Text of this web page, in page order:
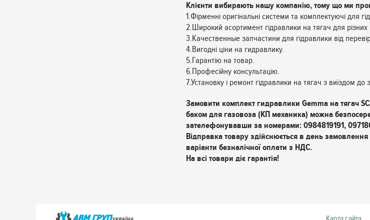
Клієнти вибирають нашу компанію, тому що ми
1.Фірменні оригінальні системи та комплектуючі для
2.Широкий асортимент гідравлики на тягач для різних
3.Качественные запчастини для гідравлики від
4.Вигодні ціни на гидравлику.
5.Гарантію на товар.
6.Професійну консультацію.
7.Установку і ремонт гідравлики на тягач з виїздом
Замовити комплект гидравлики Gemma на тягач
баком для газовоза (КП механика) можна
зателефонувавши за номерами: 0984819191,
Відправка товару здійснюється в день
варіанти безналічної оплати з НДС.
На всі товари діє гарантія!